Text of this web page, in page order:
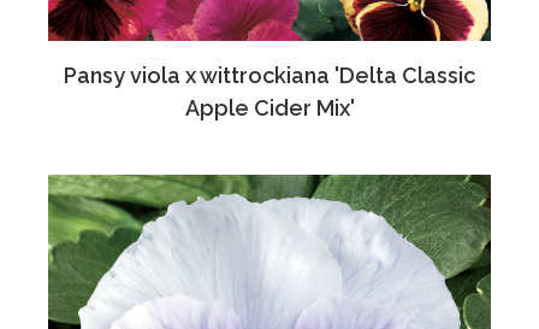
Pansy viola x wittrockiana 'Delta Classic
Apple Cider Mix'